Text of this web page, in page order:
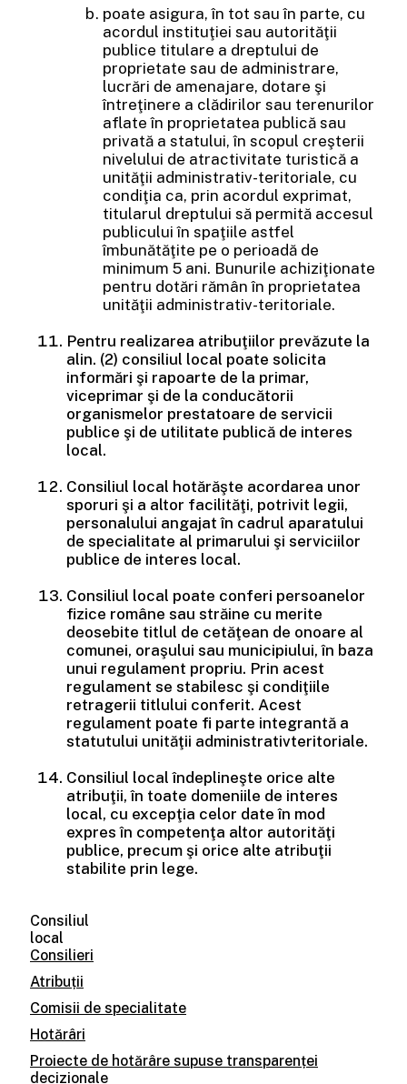
poate asigura, în tot sau în parte, cu
acordul instituţiei sau autorităţii
publice titulare a dreptului de
proprietate sau de administrare,
lucrări de amenajare, dotare şi
întreţinere a clădirilor sau terenurilor
aflate în proprietatea publică sau
privată a statului, în scopul creşterii
nivelului de atractivitate turistică a
unităţii administrativ-teritoriale, cu
condiţia ca, prin acordul exprimat,
titularul dreptului să permită accesul
publicului în spaţiile astfel
îmbunătăţite pe o perioadă de
minimum 5 ani. Bunurile achiziţionate
pentru dotări rămân în proprietatea
unităţii administrativ-teritoriale.
Pentru realizarea atribuţiilor prevăzute la
alin. (2) consiliul local poate solicita
informări şi rapoarte de la primar,
viceprimar şi de la conducătorii
organismelor prestatoare de servicii
publice şi de utilitate publică de interes
local.
Consiliul local hotărăşte acordarea unor
sporuri şi a altor facilităţi, potrivit legii,
personalului angajat în cadrul aparatului
de specialitate al primarului şi serviciilor
publice de interes local.
Consiliul local poate conferi persoanelor
fizice române sau străine cu merite
deosebite titlul de cetăţean de onoare al
comunei, oraşului sau municipiului, în baza
unui regulament propriu. Prin acest
regulament se stabilesc şi condiţiile
retragerii titlului conferit. Acest
regulament poate fi parte integrantă a
statutului unităţii administrativteritoriale.
Consiliul local îndeplineşte orice alte
atribuţii, în toate domeniile de interes
local, cu excepţia celor date în mod
expres în competenţa altor autorităţi
publice, precum şi orice alte atribuţii
stabilite prin lege.
Consiliul
local
Consilieri
Atribuții
Comisii de specialitate
Hotărâri
Proiecte de hotărâre supuse transparenței
decizionale